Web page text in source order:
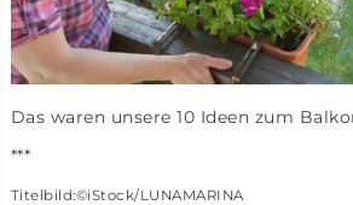
Das waren unsere 10 Ideen zum
***
Titelbild:©iStock/LUNAMARINA